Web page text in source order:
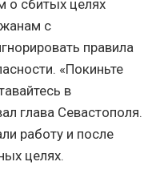
о сбитых целях
с
правила
«Покиньте
в
глава Севастополя.
работу и после
целях.